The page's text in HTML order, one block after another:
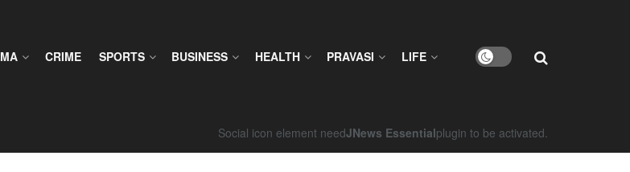
CRIME SPORTS BUSINESS HEALTH PRAVASI LIFE
Social icon element needJNews Essentialplugin to be activated.